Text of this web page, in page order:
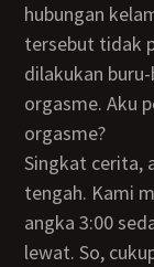
hubungan
tersebut tidak
dilakukan
orgasme. Aku
orgasme?
Singkat cerita, aku dan Anton sudah berada di ruang
tengah. Kami
angka 3:00
lewat. So,